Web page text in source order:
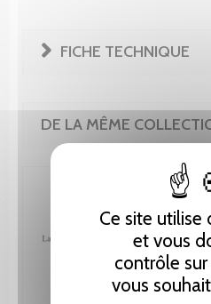
Ce site utilise
et vous
contrôle
vous
FICHE TECHNIQUE
DE LA MÊME